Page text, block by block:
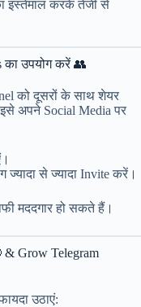
इस्तेमाल करके तेजी से
का उपयोग करें 👥
को दूसरों के साथ शेयर
अपने Social Media पर
ज्यादा से ज्यादा Invite करें।
मददगार हो सकते हैं।
& Grow Telegram
उठाएं: